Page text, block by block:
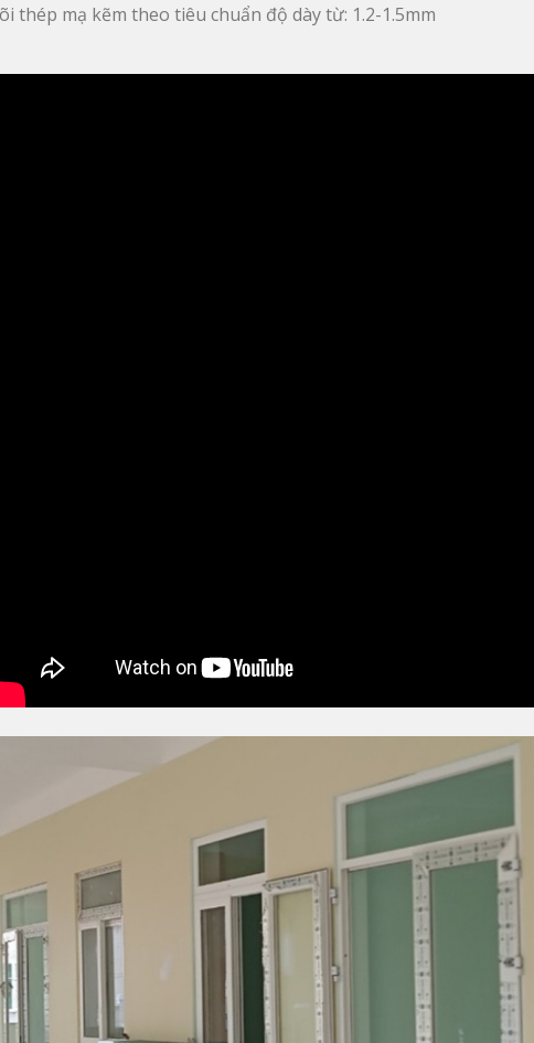
thép mạ kẽm theo tiêu chuẩn độ dày từ: 1.2-1.5mm